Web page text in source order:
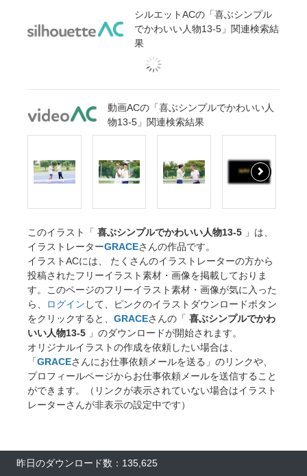
シルエットACの「喜ぶシンプル
でかわいい人物13-5」関連検索結
果
動画ACの「喜ぶシンプルでかわいい人
物13-5」関連検索結果
このイラスト「 喜ぶシンプルでかわいい人物13-5 」は、
イラストレーターGRACEさんの作品です。
イラストACには、 たくさんのイラストレーターの方から
投稿されたフリーイラスト素材・画像を掲載しておりま
す。このページのフリーイラスト素材・画像が気に入った
ら、
ログイン して、ピンクのイラストダウンロードボタン
をクリックすると、 GRACEさんの「 喜ぶシンプルでかわ
いい人物13-5 」のダウンロードが開始されます。
オリジナルイラストの作成を依頼したい場合は、
「GRACEさんにお仕事依頼メールを送る」のリンクや、
プロフィールページからお仕事依頼メールを送信すること
ができます。（リンクが表示されていない場合はイラスト
レーターさんが非表示の設定中です）
昨日のダウンロード数：135,625